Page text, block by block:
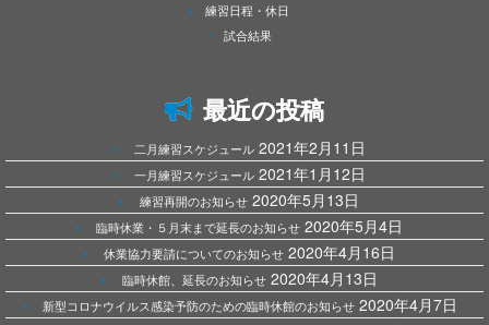
練習日程・休日
試合結果
最近の投稿
二月練習スケジュール 2021年2月11日
一月練習スケジュール 2021年1月12日
練習再開のお知らせ 2020年5月13日
臨時休業・５月末まで延長のお知らせ 2020年5月4日
休業協力要請についてのお知らせ 2020年4月16日
臨時休館、延長のお知らせ 2020年4月13日
新型コロナウイルス感染予防のための臨時休館のお知らせ 2020年4月7日